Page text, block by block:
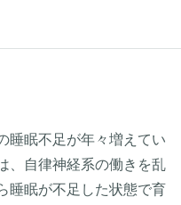
睡眠不足が年々増えてい
、自律神経系の働きを乱
睡眠が不足した状態で育